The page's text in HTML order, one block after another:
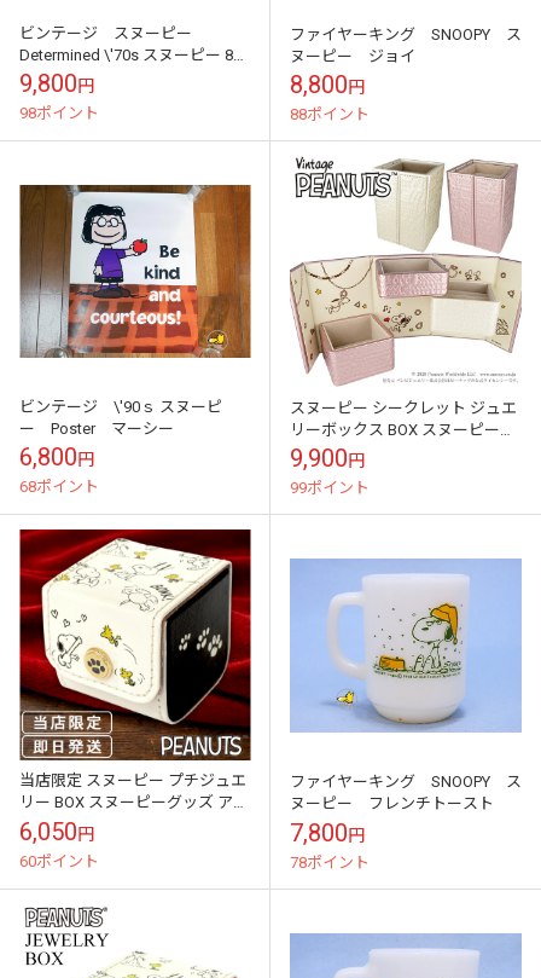
ビンテージ スヌーピー
Determined \'70s スヌーピー 8角
形 Planter
9,800円
98ポイント
ファイヤーキング SNOOPY ス
ヌーピー ジョイ
8,800円
88ポイント
ビンテージ \'90ｓ スヌーピ
ー Poster マーシー
6,800円
68ポイント
スヌーピー シークレット ジュエ
リーボックス BOX スヌーピーグ
ッズ アクセサリーケース ジュエ
リーケース 小物入れ ピンク ホ...
9,900円
99ポイント
当店限定 スヌーピー プチジュエ
リー BOX スヌーピーグッズ アク
セサリーケース ジュエリーケー
ス 小物入れ プレゼントスヌー
ピ...
6,050円
60ポイント
ファイヤーキング SNOOPY ス
ヌーピー フレンチトースト
7,800円
78ポイント